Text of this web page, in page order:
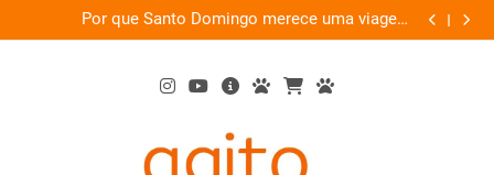
to
Por que Santo Domingo merece uma viagem
exclusiva